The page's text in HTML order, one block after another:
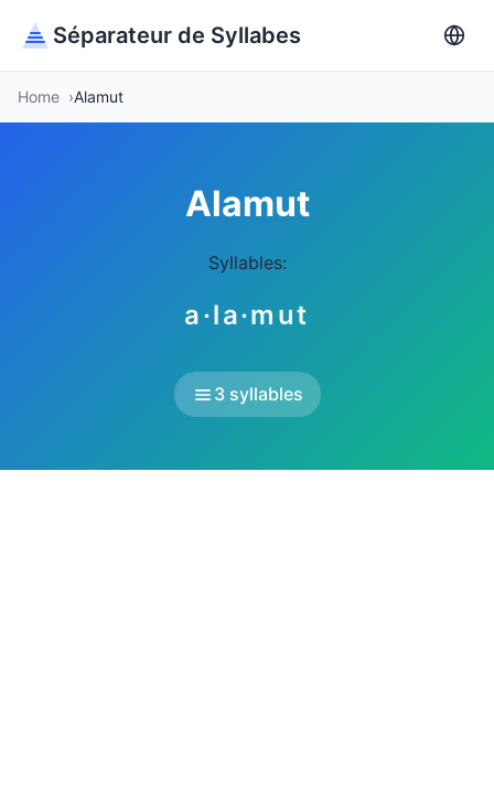
Séparateur de Syllabes
Home Alamut
Alamut
Syllables:
a·la·mut
3 syllables